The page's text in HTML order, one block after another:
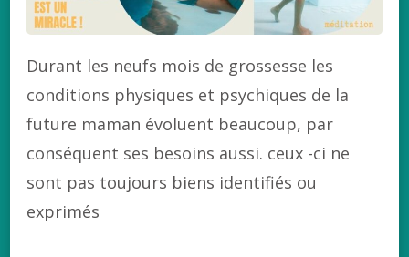
Durant les neufs mois de grossesse les
conditions physiques et psychiques de la
future maman évoluent beaucoup, par
conséquent ses besoins aussi. ceux -ci ne
sont pas toujours biens identifiés ou
exprimés